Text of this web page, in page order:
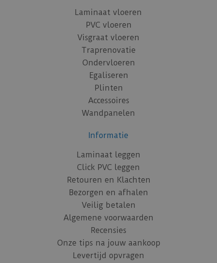
Laminaat vloeren
PVC vloeren
Visgraat vloeren
Traprenovatie
Ondervloeren
Egaliseren
Plinten
Accessoires
Wandpanelen
Informatie
Laminaat leggen
Click PVC leggen
Retouren en Klachten
Bezorgen en afhalen
Veilig betalen
Algemene voorwaarden
Recensies
Onze tips na jouw aankoop
Levertijd opvragen